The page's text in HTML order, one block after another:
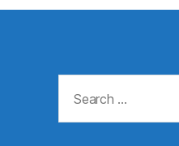
for: